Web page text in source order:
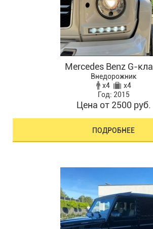
Mercedes Benz G-
Внедорожник
x4
x4
Год: 2015
Цена от 2500 руб.
ПОДРОБНЕЕ